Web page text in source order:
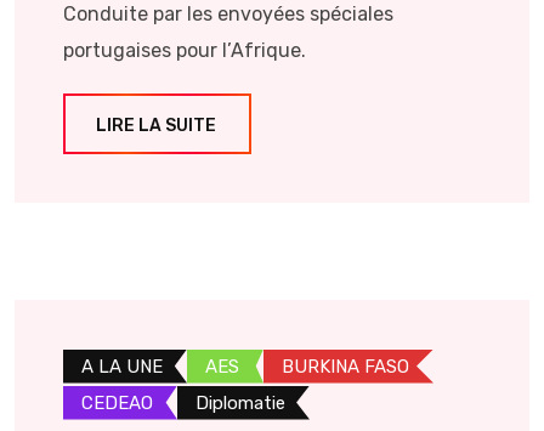
Conduite par les envoyées spéciales
portugaises pour l’Afrique.
LIRE LA SUITE
A LA UNE AES
BURKINA FASO
CEDEAO
Diplomatie